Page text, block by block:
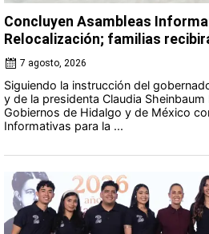
Concluyen Asambleas
Relocalización; familias
7 agosto, 2026
Siguiendo la instrucción del
y de la presidenta Claudia
Gobiernos de Hidalgo y de México
Informativas para la ...